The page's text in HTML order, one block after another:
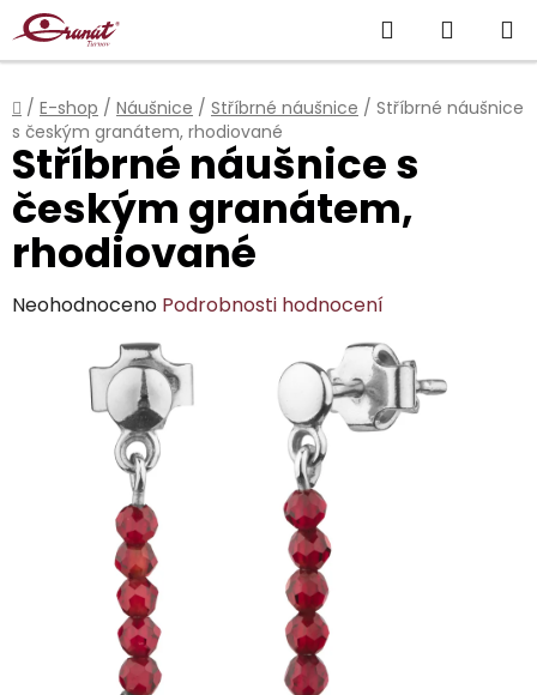
Přejít
na
obsah
Hledat
KOŠÍK
Domů
/ E-shop / Náušnice / Stříbrné náušnice / Stříbrné náušnice
s českým granátem, rhodiované
Stříbrné náušnice s
českým granátem,
rhodiované
Průměrné
produktu
Neohodnoceno Podrobnosti hodnocení